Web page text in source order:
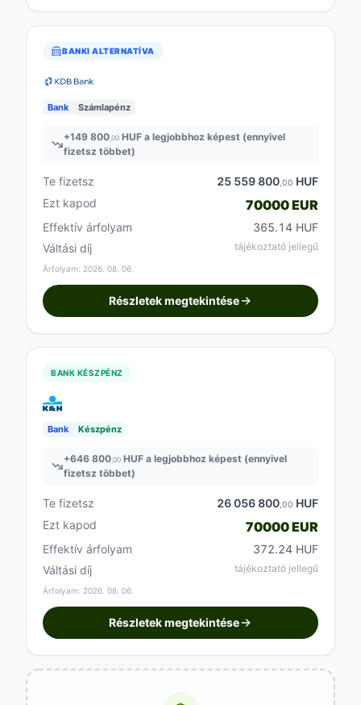
BANKI ALTERNATÍVA
Bank Számlapénz
+149 800 ,00 HUF a legjobbhoz képest (ennyivel
fizetsz többet)
Te fizetsz 25 559 800 ,00 HUF
Ezt kapod
70000 EUR
Effektív árfolyam
365.14 HUF
Váltási díj
tájékoztató jellegű
Árfolyam: 2026. 08. 06.
Részletek megtekintése
BANK KÉSZPÉNZ
Bank Készpénz
+646 800 ,00 HUF a legjobbhoz képest (ennyivel
fizetsz többet)
Te fizetsz 26 056 800 ,00 HUF
Ezt kapod
70000 EUR
Effektív árfolyam
372.24 HUF
Váltási díj
tájékoztató jellegű
Árfolyam: 2026. 08. 06.
Részletek megtekintése